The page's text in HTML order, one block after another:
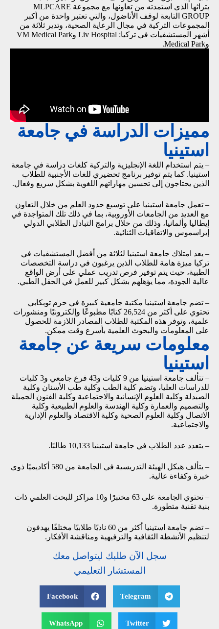
بتراثها الذي استمدته من تعاونها مع مجموعة MLPCARE
GROUP التابعة لوقف الأناضول، والتي تعتبر واحدة من أكبر
المجموعات التركية في مجال الرعاية الصحية، وتدير ثلاثة من
أشهر المستشفيات في تركيا: Liv Hospital وVM Medical Park
وMedical Park.
مميزات الدراسة في جامعة
استينيا
– يتم استخدام اللغة الإنجليزية والتركية كلغات دراسة في جامعة
استينيا. كما يتم توفير برنامج تحضيري للغات الأجنبية للطلاب
الذين يحتاجون إلى تحسين مهاراتهم اللغوية بشكل سريع وفعال.
– تعمل جامعة استينيا على توسيع حدود العلم من خلال التعاون
مع العديد من الجامعات الأوروبية، بما في ذلك تلك المتواجدة في
إيطاليا وألمانيا، وذلك من خلال برامج التبادل الطلابي الدولي
إيراسموس والاتفاقيات الثنائية.
– يعد امتلاك جامعة استينيا لثلاثة من أفضل المستشفيات في
تركيا ميزة هامة للطلاب الذين يرغبون في دراسة التخصصات
الطبية، حيث يتم توفير فرص تدريب عملي على أرض الواقع
عالية الجودة، مما يؤهلهم بشكل كبير للعمل في الحقل الطبي.
– تضم جامعة استينيا مكتبة جامعية كبيرة في حرم توبكابي
تحتوي على أكثر من 26,524 كتابًا مطبوعًا وإلكترونيًا ومنشورات
علمية، وتوفر هذه المكتبة للطلاب المصادر اللازمة للحصول
على المعلومات والبحوث العلمية بأسرع وقت ممكن.
معلومات سريعة عن جامعة
استينيا
– تتألف جامعة استينيا من 9 كليات و43 فرع جامعي و3 كليات
للدراسات العليا، وتضم كلية الطب وكلية طب الأسنان وكلية
الصيدلة وكلية العلوم الإنسانية والاجتماعية وكلية الفنون الجميلة
والتصميم والعمارة وكلية الهندسة والعلوم الطبيعية وكلية
الاتصال وكلية العلوم الصحية وكلية الاقتصاد والعلوم الإدارية
والاجتماعية.
– يتعدد عدد الطلاب في جامعة استينيا 10,133 طالبًا.
– يتألف هيكل الهيئة التدريسية في الجامعة من 580 أكاديميًا ذوي
خبرة وكفاءة عالية.
– تحتوي الجامعة على 63 مختبرًا و10 مراكز للبحث العلمي ذات
بنية تقنية متطورة.
– تضم جامعة استينيا أكثر من 60 ناديًا طلابيًا مختلفًا يهدفون
لتنظيم الأنشطة الثقافية والترفيهية ومناقشة الأفكار.
سجل الآن طلبك ليتواصل معك
المستشار التعليمي
Telegram
Facebook
Twitter
WhatsApp